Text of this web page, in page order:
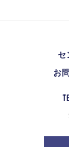
セ
お